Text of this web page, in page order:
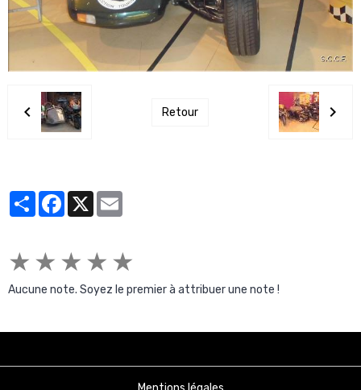
Retour
PartagerFacebook
X
★ ★ ★ ★ ★
Aucune note. Soyez le premier à attribuer une note !